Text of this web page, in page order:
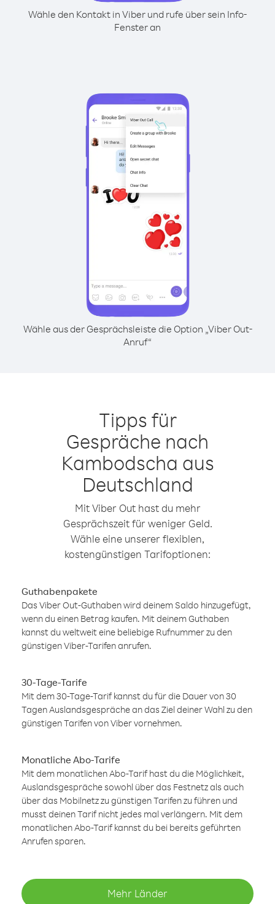
Wähle den Kontakt in Viber und rufe über sein Info-
Fenster an
Wähle aus der Gesprächsleiste die Option „Viber Out-
Anruf“
Tipps für
Gespräche nach
Kambodscha aus
Deutschland
Mit Viber Out hast du mehr
Gesprächszeit für weniger Geld.
Wähle eine unserer flexiblen,
kostengünstigen Tarifoptionen:
Guthabenpakete
Das Viber Out-Guthaben wird deinem Saldo hinzugefügt,
wenn du einen Betrag kaufen. Mit deinem Guthaben
kannst du weltweit eine beliebige Rufnummer zu den
günstigen Viber-Tarifen anrufen.
30-Tage-Tarife
Mit dem 30-Tage-Tarif kannst du für die Dauer von 30
Tagen Auslandsgespräche an das Ziel deiner Wahl zu den
günstigen Tarifen von Viber vornehmen.
Monatliche Abo-Tarife
Mit dem monatlichen Abo-Tarif hast du die Möglichkeit,
Auslandsgespräche sowohl über das Festnetz als auch
über das Mobilnetz zu günstigen Tarifen zu führen und
musst deinen Tarif nicht jedes mal verlängern. Mit dem
monatlichen Abo-Tarif kannst du bei bereits geführten
Anrufen sparen.
Mehr Länder